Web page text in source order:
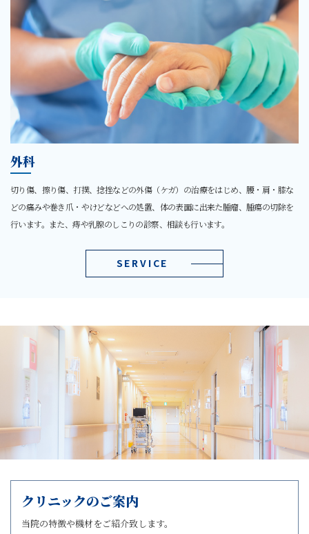
外科
切り傷、擦り傷、打撲、捻挫などの外傷（ケガ）の治療をはじめ、腰・肩・膝な
どの痛みや巻き爪・やけどなどへの処置、体の表面に出来た腫瘤、腫瘍の切除を
行います。また、痔や乳腺のしこりの診察、相談も行います。
SERVICE
クリニックのご案内
当院の特徴や機材をご紹介致します。